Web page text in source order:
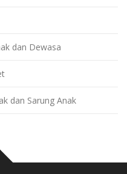
dan Dewasa
dan Sarung Anak